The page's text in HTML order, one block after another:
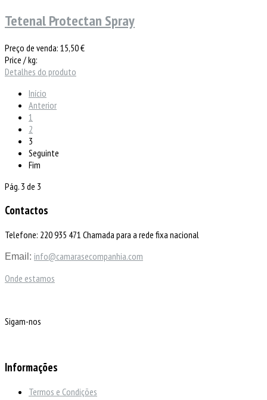
Tetenal Protectan Spray
Preço de venda: 15,50 €
Price / kg:
Detalhes do produto
Início
Anterior
1
2
3
Seguinte
Fim
Pág. 3 de 3
Contactos
Telefone: 220 935 471 Chamada para a rede fixa nacional
Email: info@camarasecompanhia.com
Onde estamos
Sigam-nos
Informações
Termos e Condições